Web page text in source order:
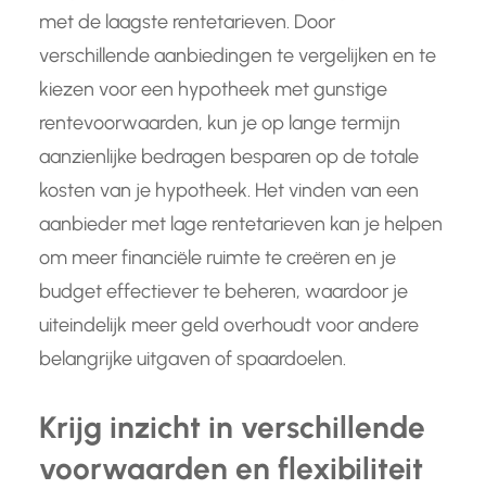
met de laagste rentetarieven. Door
verschillende aanbiedingen te vergelijken en te
kiezen voor een hypotheek met gunstige
rentevoorwaarden, kun je op lange termijn
aanzienlijke bedragen besparen op de totale
kosten van je hypotheek. Het vinden van een
aanbieder met lage rentetarieven kan je helpen
om meer financiële ruimte te creëren en je
budget effectiever te beheren, waardoor je
uiteindelijk meer geld overhoudt voor andere
belangrijke uitgaven of spaardoelen.
Krijg inzicht in verschillende
voorwaarden en flexibiliteit